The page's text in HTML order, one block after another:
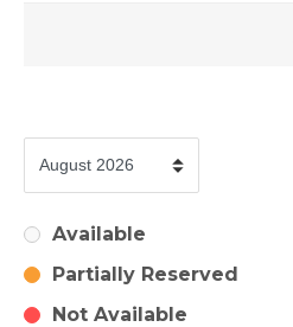
Available
Partially Reserved
Not Available